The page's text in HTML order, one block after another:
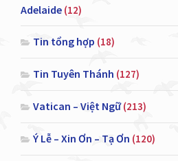
Adelaide (12)
Tin tổng hợp (18)
Tin Tuyên Thánh (127)
Vatican – Việt Ngữ(213)
Ý Lễ – Xin Ơn – Tạ Ơn (120)